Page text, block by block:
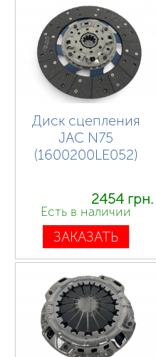
Диск сцепления
JAC N75
(1600200LE052)
2454 грн.
Есть в наличии
ЗАКАЗАТЬ